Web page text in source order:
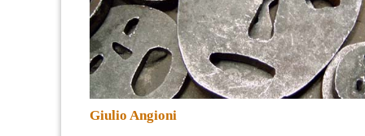
Giulio Angioni